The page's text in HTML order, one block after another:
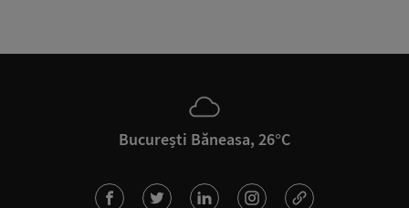
București Băneasa, 26°C